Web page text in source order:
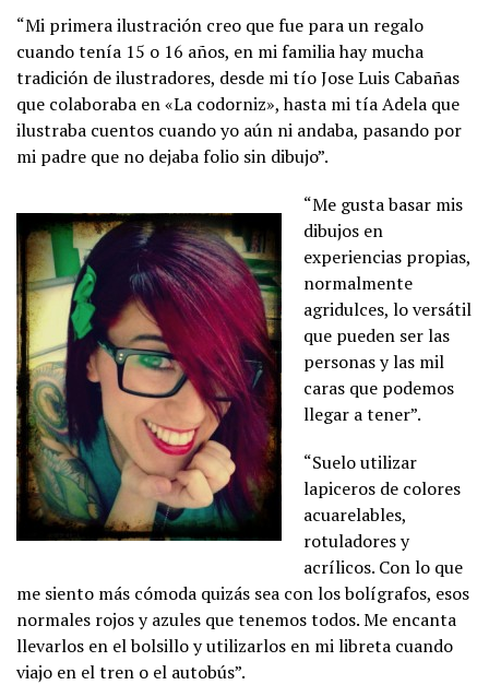
“Mi primera ilustración creo que fue para un regalo
cuando tenía 15 o 16 años, en mi familia hay mucha
tradición de ilustradores, desde mi tío Jose Luis Cabañas
que colaboraba en «La codorniz», hasta mi tía Adela que
ilustraba cuentos cuando yo aún ni andaba, pasando por
mi padre que no dejaba folio sin dibujo”.
“Me gusta basar mis
dibujos en
experiencias propias,
normalmente
agridulces, lo versátil
que pueden ser las
personas y las mil
caras que podemos
llegar a tener”.
“Suelo utilizar
lapiceros de colores
acuarelables,
rotuladores y
acrílicos. Con lo que
me siento más cómoda quizás sea con los bolígrafos, esos
normales rojos y azules que tenemos todos. Me encanta
llevarlos en el bolsillo y utilizarlos en mi libreta cuando
viajo en el tren o el autobús”.